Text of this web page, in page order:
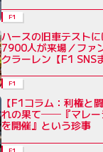
F1
ハースの旧車テスト
7900人が来場／ファ
クラーレン【F1 SNS
F1
【F1コラム：利権と
れの果て──『マレー
を開催』という珍事
F1